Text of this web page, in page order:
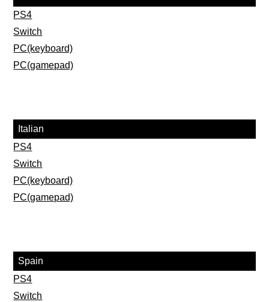
PS4
Switch
PC(keyboard)
PC(gamepad)
Italian
PS4
Switch
PC(keyboard)
PC(gamepad)
Spain
PS4
Switch